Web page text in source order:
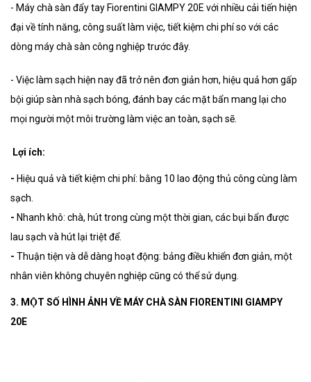
- Máy chà sàn đẩy tay Fiorentini GIAMPY 20E với nhiều cải tiến hiện
đại về tính năng, công suất làm việc, tiết kiệm chi phí so với các
dòng máy chà sàn công nghiệp trước đây.
- Việc làm sạch hiện nay đã trở nên đơn giản hơn, hiệu quả hơn gấp
bội giúp sàn nhà sạch bóng, đánh bay các mặt bẩn mang lại cho
mọi người một môi trường làm việc an toàn, sạch sẽ.
Lợi ích:
- Hiệu quả và tiết kiệm chi phí: bằng 10 lao động thủ công cùng làm
sạch.
- Nhanh khô: chà, hút trong cùng một thời gian, các bụi bẩn được
lau sạch và hút lại triệt để.
- Thuận tiện và dễ dàng hoạt động: bảng điều khiển đơn giản, một
nhân viên không chuyên nghiệp cũng có thể sử dụng.
3. MỘT SỐ HÌNH ẢNH VỀ MÁY CHÀ SÀN FIORENTINI GIAMPY
20E